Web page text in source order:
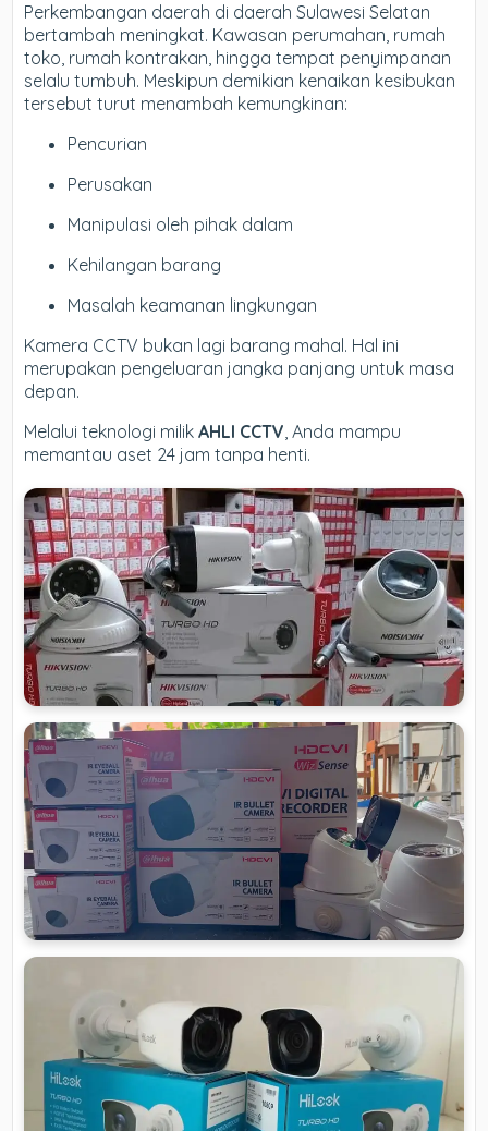
Perkembangan daerah di daerah Sulawesi Selatan
bertambah meningkat. Kawasan perumahan, rumah
toko, rumah kontrakan, hingga tempat penyimpanan
selalu tumbuh. Meskipun demikian kenaikan kesibukan
tersebut turut menambah kemungkinan:
Pencurian
Perusakan
Manipulasi oleh pihak dalam
Kehilangan barang
Masalah keamanan lingkungan
Kamera CCTV bukan lagi barang mahal. Hal ini
merupakan pengeluaran jangka panjang untuk masa
depan.
Melalui teknologi milikAHLI CCTV, Anda mampu
memantau aset 24 jam tanpa henti.